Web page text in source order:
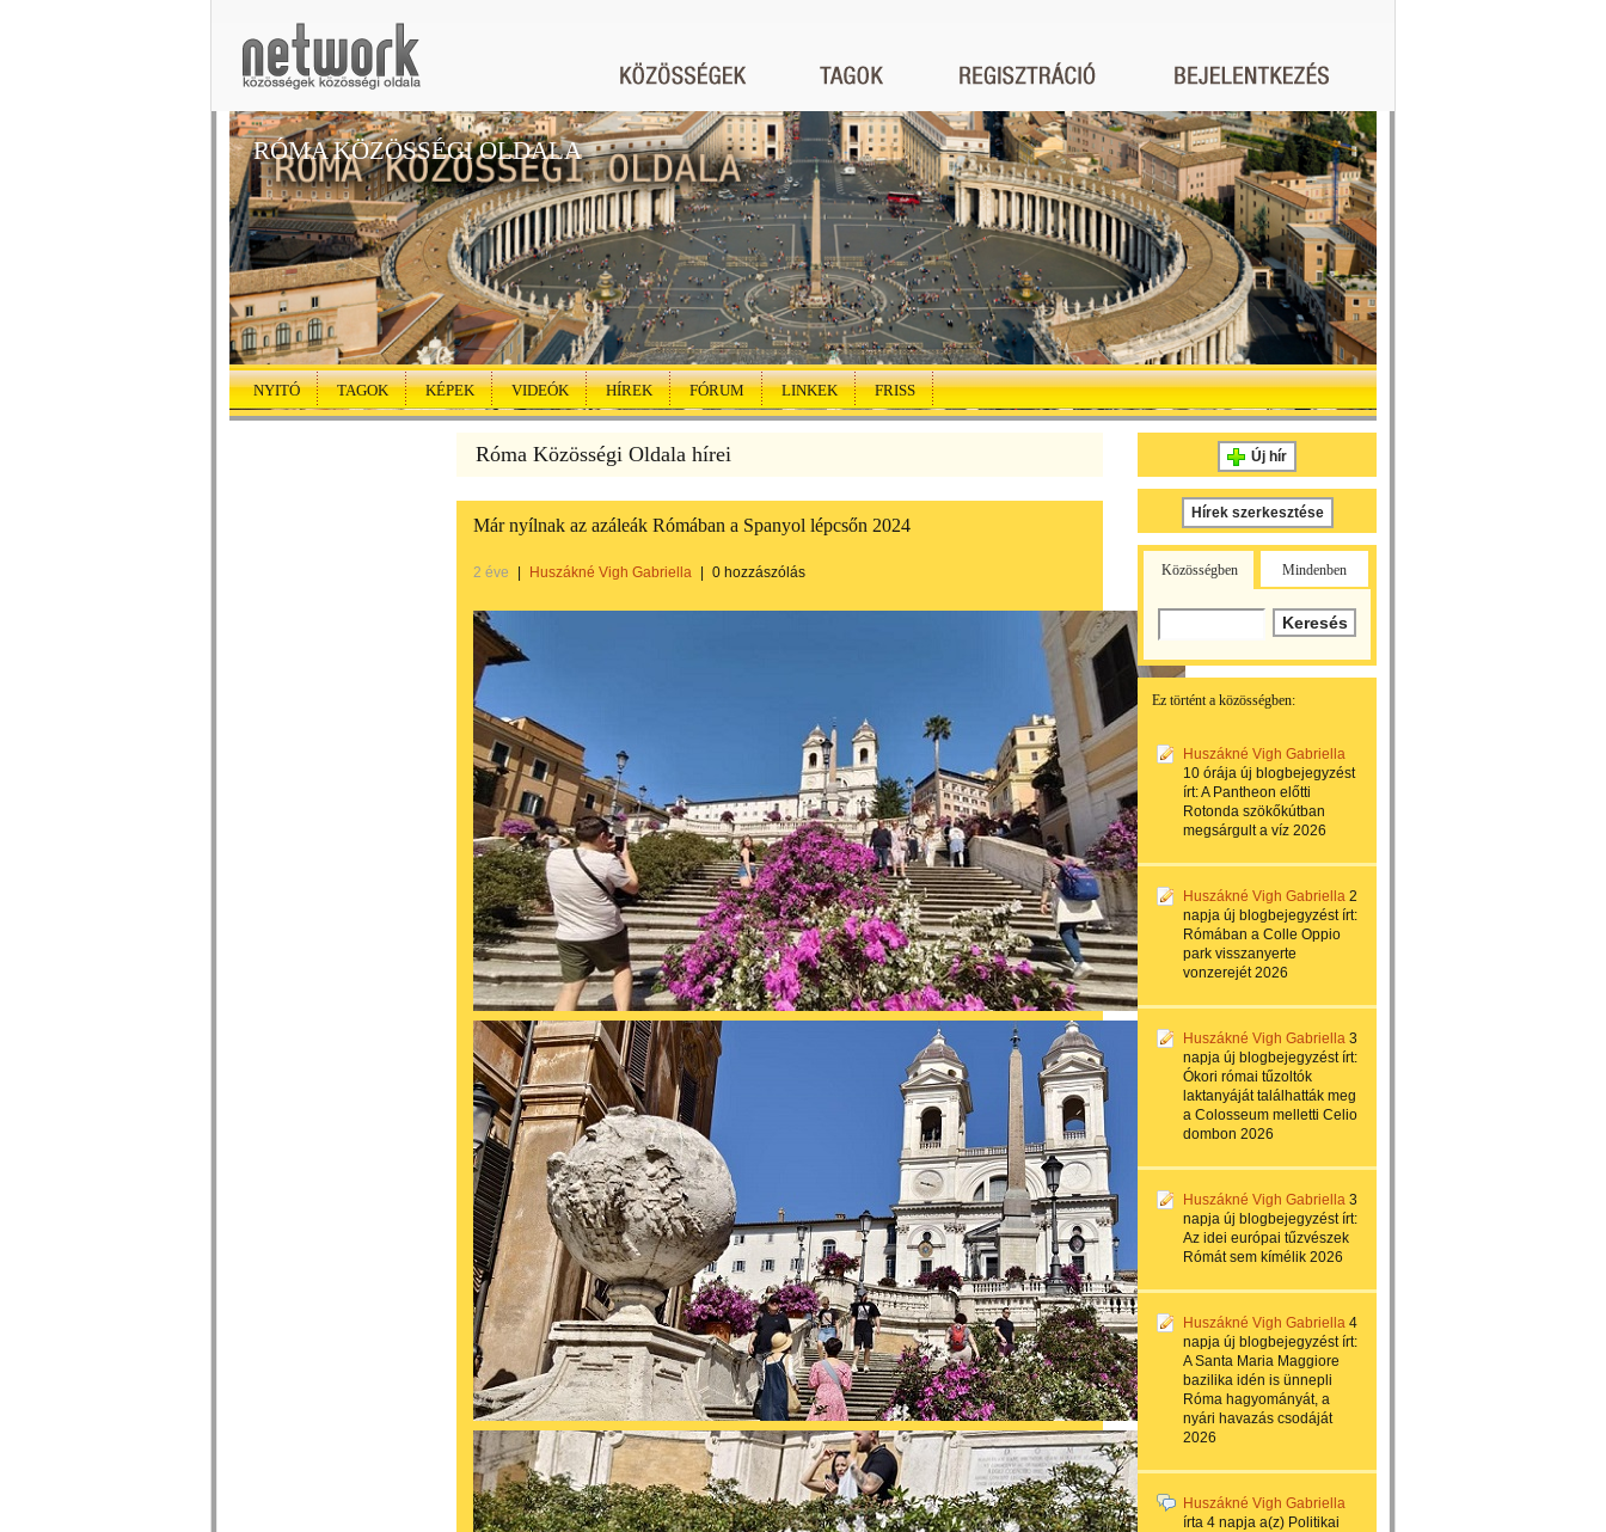
RÓMA KÖZÖSSÉGI OLDALA
NYITÓ TAGOK KÉPEK VIDEÓK HÍREK FÓRUM LINKEK FRISS
Róma Közösségi Oldala hírei
Már nyílnak az azáleák Rómában a Spanyol lépcsőn 2024
2 éve Huszákné Vigh Gabriella 0 hozzászólás
Új hír
Hírek szerkesztése
Közösségben Mindenben
Ez történt a közösségben:
Huszákné Vigh Gabriella
10 órája új blogbejegyzést
írt:A Pantheon előtti
Rotonda szökőkútban
megsárgult a víz 2026
Huszákné Vigh Gabriella 2
napja új blogbejegyzést írt:
Rómában a Colle Oppio
park visszanyerte
vonzerejét 2026
Huszákné Vigh Gabriella 3
napja új blogbejegyzést írt:
Ókori római tűzoltók
laktanyáját találhatták meg
a Colosseum melletti Celio
dombon 2026
Huszákné Vigh Gabriella 3
napja új blogbejegyzést írt:
Az idei európai tűzvészek
Rómát sem kímélik 2026
Huszákné Vigh Gabriella 4
napja új blogbejegyzést írt:
A Santa Maria Maggiore
bazilika idén is ünnepli
Róma hagyományát, a
nyári havazás csodáját
2026
Huszákné Vigh Gabriella
írta 4 napja a(z) Politikai